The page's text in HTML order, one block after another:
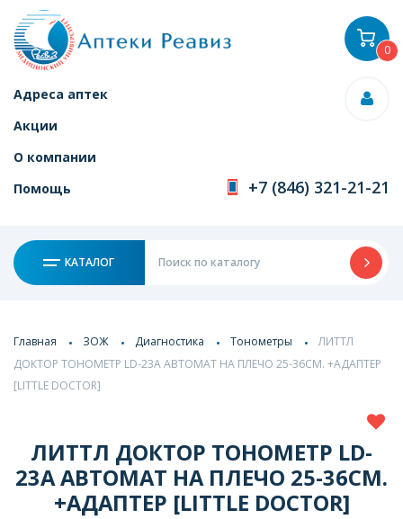
Адреса аптек
Акции
О компании
Помощь
+7 (846) 321-21-21
КАТАЛОГ
0
Главная ЗОЖ Диагностика Тонометры
ЛИТТЛ
ДОКТОР ТОНОМЕТР LD-23A АВТОМАТ НА ПЛЕЧО 25-36СМ. +АДАПТЕР
[LITTLE DOCTOR]
ЛИТТЛ ДОКТОР ТОНОМЕТР LD-
23A АВТОМАТ НА ПЛЕЧО 25-36СМ.
+АДАПТЕР [LITTLE DOCTOR]